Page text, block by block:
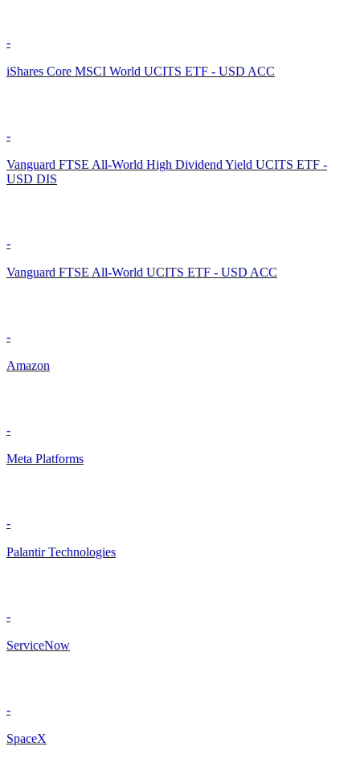
-
iShares Core MSCI World UCITS ETF - USD ACC
-
Vanguard FTSE All-World High Dividend Yield UCITS ETF -
USD DIS
-
Vanguard FTSE All-World UCITS ETF - USD ACC
-
Amazon
-
Meta Platforms
-
Palantir Technologies
-
ServiceNow
-
SpaceX